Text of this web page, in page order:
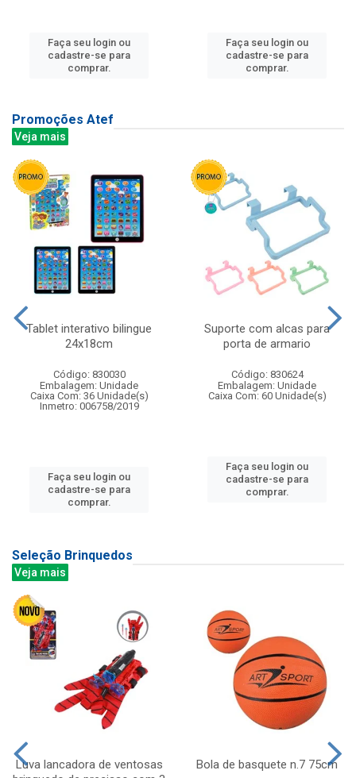
Faça seu login ou
cadastre-se para
comprar.
Faça seu login ou
cadastre-se para
comprar.
Promoções Atef
Veja mais
Tablet interativo bilingue
24x18cm
Código: 830030
Embalagem: Unidade
Caixa Com: 36 Unidade(s)
Inmetro: 006758/2019
Faça seu login ou
cadastre-se para
comprar.
Suporte com alcas para
porta de armario
Código: 830624
Embalagem: Unidade
Caixa Com: 60 Unidade(s)
Faça seu login ou
cadastre-se para
comprar.
Seleção Brinquedos
Veja mais
Luva lancadora de ventosas
Bola de basquete n.7 75cm